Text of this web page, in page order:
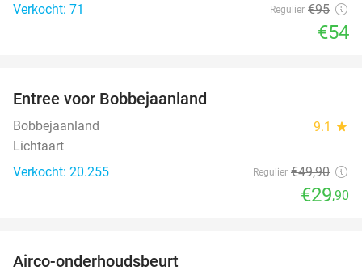
Verkocht: 71
Regulier €95
€54
Entree voor Bobbejaanland
Bobbejaanland 9.1 star
Lichtaart
Verkocht: 20.255
Regulier €49,90
€29,90
Airco-onderhoudsbeurt